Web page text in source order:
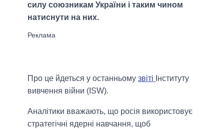
силу союзникам України і таким чином
натиснути на них.
Про це йдеться у останньому звіті Інституту
вивчення війни (ISW).
Аналітики вважають, що росія використовує
стратегічні ядерні навчання, щоб